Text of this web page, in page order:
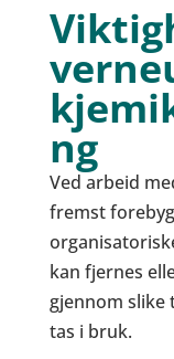
ng
Ved arbeid
fremst
kan fjernes
gjennom slike
tas i bruk.